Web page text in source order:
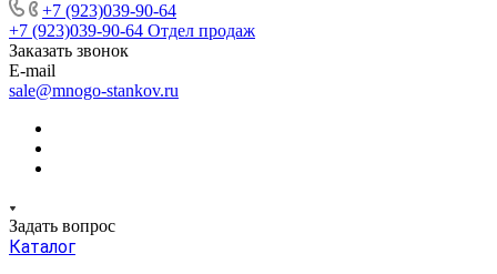
+7 (923)039-90-64
+7 (923)039-90-64 Отдел продаж
Заказать звонок
E-mail
sale@mnogo-stankov.ru
Задать вопрос
Каталог